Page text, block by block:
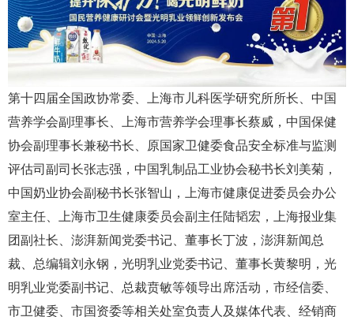
第十四届全国政协常委、上海市儿科医学研究所所长、中国
营养学会副理事长、上海市营养学会理事长蔡威，中国保健
协会副理事长兼秘书长、原国家卫健委食品安全标准与监测
评估司副司长张志强，中国乳制品工业协会秘书长刘美菊，
中国奶业协会副秘书长张智山，上海市健康促进委员会办公
室主任、上海市卫生健康委员会副主任陆韬宏，上海报业集
团副社长、澎湃新闻党委书记、董事长丁波，澎湃新闻总
裁、总编辑刘永钢，光明乳业党委书记、董事长黄黎明，光
明乳业党委副书记、总裁贲敏等领导出席活动，市经信委、
市卫健委、市国资委等相关处室负责人及媒体代表、经销商